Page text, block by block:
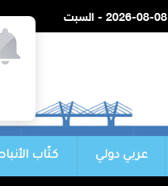
2026-08-08 - السبت
عربي دولي كتّاب